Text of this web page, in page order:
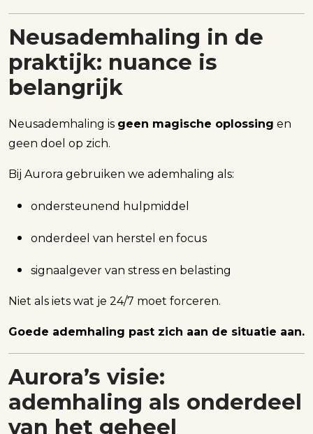
Neusademhaling in de
praktijk: nuance is
belangrijk
Neusademhaling is geen magische oplossing en
geen doel op zich.
Bij Aurora gebruiken we ademhaling als:
ondersteunend hulpmiddel
onderdeel van herstel en focus
signaalgever van stress en belasting
Niet als iets wat je 24/7 moet forceren.
Goede ademhaling past zich aan de situatie aan.
Aurora’s visie:
ademhaling als onderdeel
van het geheel